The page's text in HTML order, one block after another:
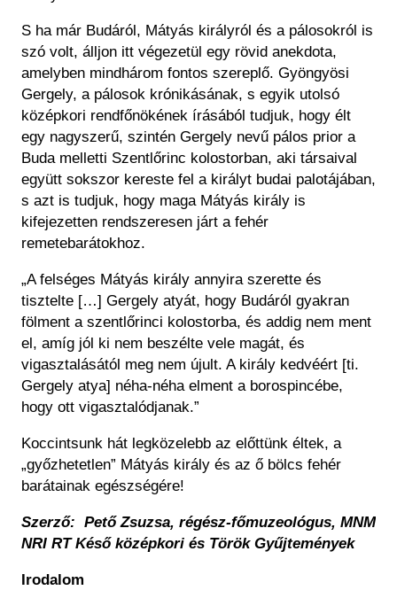
S ha már Budáról, Mátyás királyról és a pálosokról is
szó volt, álljon itt végezetül egy rövid anekdota,
amelyben mindhárom fontos szereplő. Gyöngyösi
Gergely, a pálosok krónikásának, s egyik utolsó
középkori rendfőnökének írásából tudjuk, hogy élt
egy nagyszerű, szintén Gergely nevű pálos prior a
Buda melletti Szentlőrinc kolostorban, aki társaival
együtt sokszor kereste fel a királyt budai palotájában,
s azt is tudjuk, hogy maga Mátyás király is
kifejezetten rendszeresen járt a fehér
remetebarátokhoz.
„A felséges Mátyás király annyira szerette és
tisztelte […] Gergely atyát, hogy Budáról gyakran
fölment a szentlőrinci kolostorba, és addig nem ment
el, amíg jól ki nem beszélte vele magát, és
vigasztalásától meg nem újult. A király kedvéért [ti.
Gergely atya] néha-néha elment a borospincébe,
hogy ott vigasztalódjanak.”
Koccintsunk hát legközelebb az előttünk éltek, a
„győzhetetlen” Mátyás király és az ő bölcs fehér
barátainak egészségére!
Szerző: Pető Zsuzsa, régész-főmuzeológus, MNM
NRI RT Késő középkori és Török Gyűjtemények
Irodalom